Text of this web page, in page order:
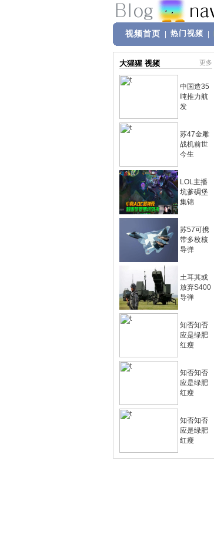
视频首页 热门视频
大猩猩 视频 更多
中国造35
吨推力航
发
苏47金雕
战机前世
今生
LOL主播
坑爹碉堡
集锦
苏57可携
带多枚核
导弹
土耳其或
放弃S400
导弹
知否知否
应是绿肥
红瘦
知否知否
应是绿肥
红瘦
知否知否
应是绿肥
红瘦